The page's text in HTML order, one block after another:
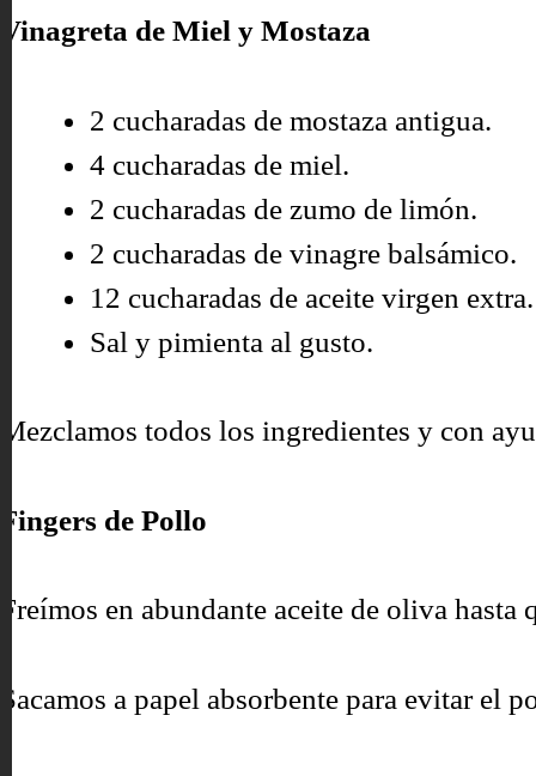
Vinagreta de Miel y Mostaza
2 cucharadas de mostaza antigua.
4 cucharadas de miel.
2 cucharadas de zumo de limón.
2 cucharadas de vinagre balsámico.
12 cucharadas de aceite virgen extra.
Sal y pimienta al gusto.
Mezclamos todos los ingredientes y con
Fingers de Pollo
Freímos en abundante aceite de oliva
Sacamos a papel absorbente para evitar el